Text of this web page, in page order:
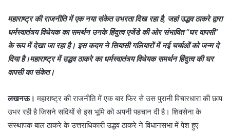
महाराष्ट्र की राजनीति में एक नया संकेत उभरता दिख रहा है, जहां उद्धव ठाकरे द्वारा
धर्मस्वातंत्र्य विधेयक का समर्थन उनके हिंदुत्व एजेंडे की ओर संभावित “घर वापसी”
के रूप में देखा जा रहा है। इस कदम ने सियासी गलियारों में नई चर्चाओं को जन्म दे
दिया है।महाराष्ट्र में उद्धव ठाकरे का धर्मस्वातंत्र्य विधेयक समर्थन हिंदुत्व की घर
वापसी का संकेत।
लखनऊ। महाराष्ट्र की राजनीति में एक बार फिर से उस पुरानी विचारधारा की छाप
उभर रही है जिसने सदियों से इस भूमि को अपनी पहचान दी है। शिवसेना के
संस्थापक बाल ठाकरे के उत्तराधिकारी उद्धव ठाकरे ने विधानसभा में पेश हुए